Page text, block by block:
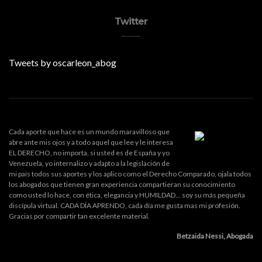
Twitter
Tweets by oscarleon_abog
Cada aporte que hace es un mundo maravilloso que
abre ante mis ojos y a todo aquel que lee y le interesa
EL DERECHO, no importa, si usted es de España y yo
Venezuela, yo internalizo y adapto a la legislación de
mi país todos sus aportes y los aplico como el Derecho Comparado, ojala todos
los abogados que tienen gran experiencia compartieran su conocimiento
como usted lo hace, con ética, elegancia y HUMILDAD... soy su más pequeña
discípula virtual. CADA DÍA APRENDO, cada día me gusta mas mi profesión.
Gracias por compartir tan excelente material.
Betzaida Nessi, Abogada